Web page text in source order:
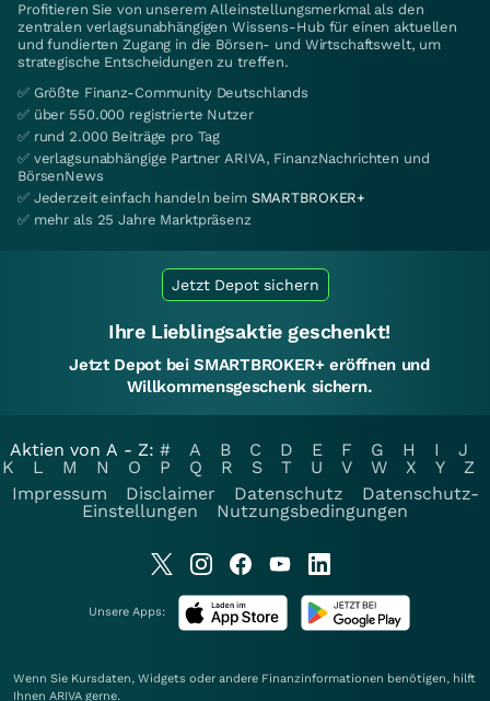
Profitieren Sie von unserem Alleinstellungsmerkmal als den
zentralen verlagsunabhängigen Wissens-Hub für einen aktuellen
und fundierten Zugang in die Börsen- und Wirtschaftswelt, um
strategische Entscheidungen zu treffen.
✅ Größte Finanz-Community Deutschlands
✅ über 550.000 registrierte Nutzer
✅ rund 2.000 Beiträge pro Tag
✅ verlagsunabhängige Partner ARIVA, FinanzNachrichten und
BörsenNews
✅ Jederzeit einfach handeln beim SMARTBROKER+
✅ mehr als 25 Jahre Marktpräsenz
Jetzt Depot sichern
Ihre Lieblingsaktie geschenkt!
Jetzt Depot bei SMARTBROKER+ eröffnen und
Willkommensgeschenk sichern.
Aktien von A - Z: # A B C D E F G H I
J
K
L M N O P Q R S T U V W X Y
Z
Impressum
Disclaimer Datenschutz
Datenschutz-
Einstellungen
Nutzungsbedingungen
Unsere Apps:
Wenn Sie Kursdaten, Widgets oder andere Finanzinformationen benötigen, hilft
Ihnen ARIVA gerne.